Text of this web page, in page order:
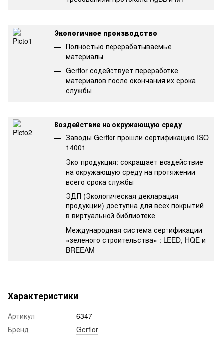
Экологичное производство
Полностью перерабатываемые
материалы
Gerflor содействует переработке
материалов после окончания их срока
службы
Воздействие на окружающую среду
Заводы Gerflor прошли сертификацию ISO
14001
Эко-продукция: сокращает воздействие
на окружающую среду на протяжении
всего срока службы
ЭДП (Экологическая декларация
продукции) доступна для всех покрытий
в виртуальной библиотеке
Международная система сертификации
«зеленого строительства» : LEED, HQE и
BREEAM
Характеристики
Артикул
6347
Бренд
Gerflor